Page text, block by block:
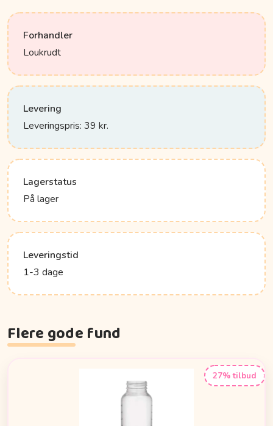
Forhandler
Loukrudt
Levering
Leveringspris: 39 kr.
Lagerstatus
På lager
Leveringstid
1-3 dage
Flere gode fund
27% tilbud